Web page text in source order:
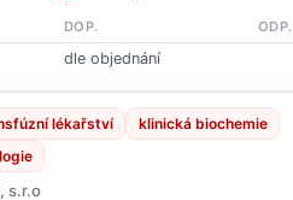
DOP. ODP.
dle objednání
lékařství
klinická biochemie
s.r.o